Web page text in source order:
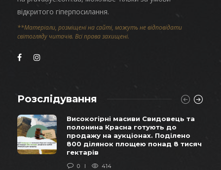
відкритого гіперпосилання.
**Матеріали, розміщені на сайті, можуть не відповідати
світогляду читачів. Всі права захищені.
Розслідування
Високогірні масиви Свидовець та
полонина Красна готують до
продажу на аукціонах. Поділено
800 ділянок площею понад 8 тисяч
гектарів
0 414